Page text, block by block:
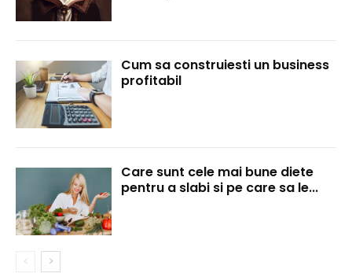
Cum sa construiesti un business
profitabil
Care sunt cele mai bune diete
pentru a slabi si pe care sa le...